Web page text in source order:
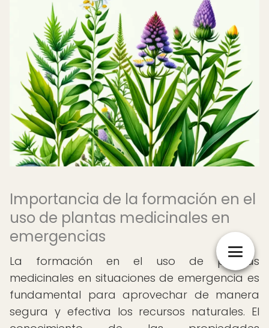
Importancia de la formación en el
uso de plantas medicinales en
emergencias
La formación en el uso de plantas
medicinales en situaciones de emergencia es
fundamental para aprovechar de manera
segura y efectiva los recursos naturales. El